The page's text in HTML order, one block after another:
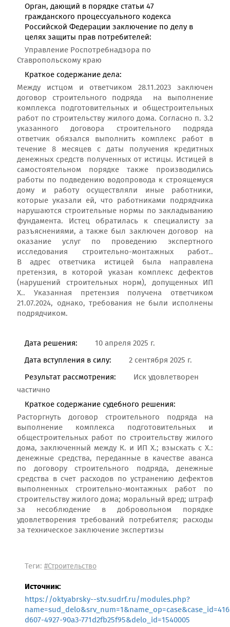
Орган, дающий в порядке статьи 47
гражданского процессуального кодекса
Российской Федерации заключение по делу в
целях защиты прав потребителей:
Управление Роспотребнадзора по
Ставропольскому краю
Краткое содержание дела:
Между истцом и ответчиком 28.11.2023 заключен
договор строительного подряда на выполнение
комплекса подготовительных и общестроительных
работ по строительству жилого дома. Согласно п. 3.2
указанного договора строительного подряда
ответчик обязался выполнить комплекс работ в
течение 8 месяцев с даты получения кредитных
денежных средств полученных от истицы. Истицей в
самостоятельном порядке также производились
работы по подведению водопровода к строящемуся
дому и работу осуществляли иные работники,
которые указали ей, что работниками подрядчика
нарушаются строительные нормы по закладыванию
фундамента. Истец обратилась к специалисту за
разъяснениями, а также был заключен договор на
оказание услуг по проведению экспертного
исследования строительно-монтажных работ..
В адрес ответчика истицей была направлена
претензия, в которой указан комплекс дефектов
(нарушений строительных норм), допущенных ИП
Х.. Указанная претензия получена ответчиком
21.07.2024, однако, требования не были исполнены
подрядчиком.
Дата решения:
10 апреля 2025 г.
Дата вступления в силу:
2 сентября 2025 г.
Результат рассмотрения:
Иск удовлетворен
частично
Краткое содержание судебного решения:
Расторгнуть договор строительного подряда на
выполнение комплекса подготовительных и
общестроительных работ по строительству жилого
дома, заключенный между К. и ИП Х.; взыскать с Х.:
денежные средства, переданные в качестве аванса
по договору строительного подряда, денежные
средства в счет расходов по устранению дефектов
выполненных строительно-монтажных работ по
строительству жилого дома; моральный вред; штраф
за несоблюдение в добровольном порядке
удовлетворения требований потребителя; расходы
за техническое заключение экспертизы
Теги: #Строительство
Источник:
https://oktyabrsky--stv.sudrf.ru/modules.php?
d607-4927-90a3-771d2fb25f95&delo_id=1540005